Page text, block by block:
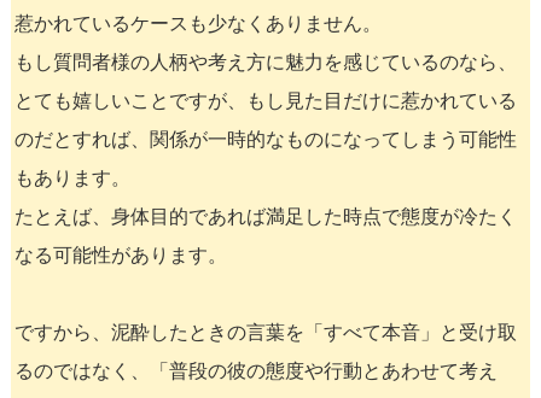
惹かれているケースも少なくありません。
もし質問者様の人柄や考え方に魅力を感じているのなら、
とても嬉しいことですが、もし見た目だけに惹かれている
のだとすれば、関係が一時的なものになってしまう可能性
もあります。
たとえば、身体目的であれば満足した時点で態度が冷たく
なる可能性があります。
ですから、泥酔したときの言葉を「すべて本音」と受け取
るのではなく、「普段の彼の態度や行動とあわせて考え